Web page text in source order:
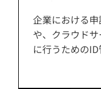
企業における
や、クラウド
に行うための